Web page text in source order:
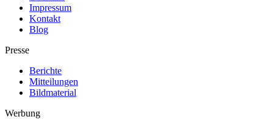
Impressum
Kontakt
Blog
Presse
Berichte
Mitteilungen
Bildmaterial
Werbung